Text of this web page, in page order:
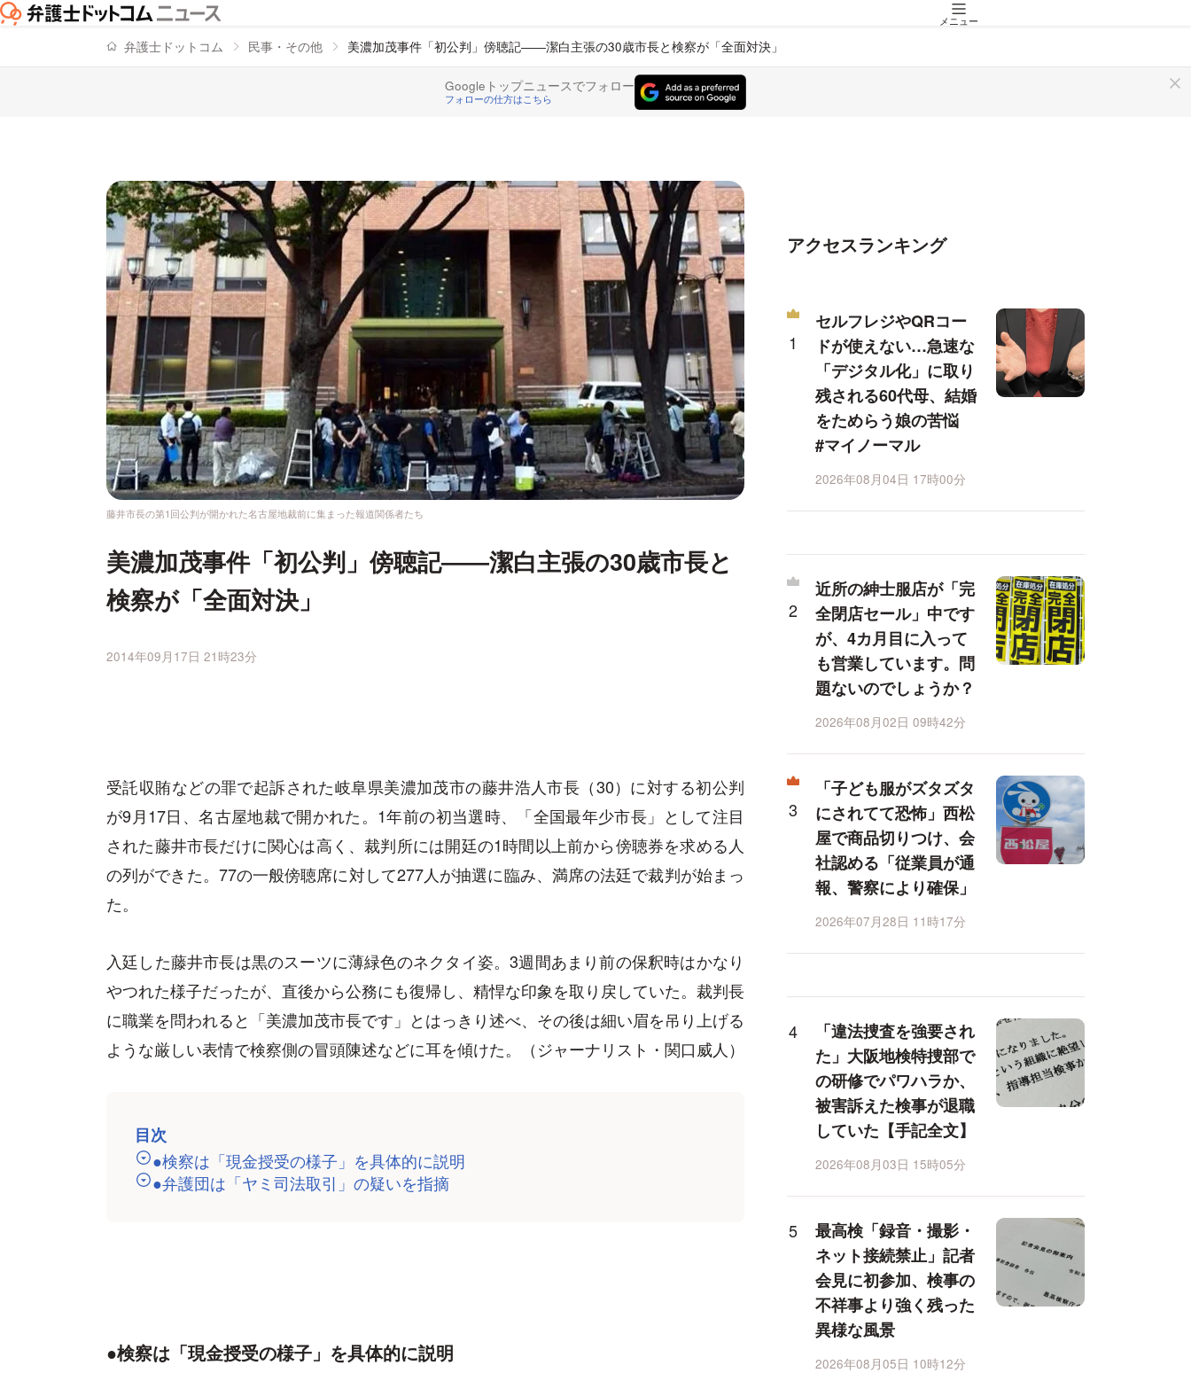
メニュー
弁護士ドットコム 民事・その他 美濃加茂事件「初公判」傍聴記――潔白主張の30歳市長と検察が「全面対決」
Googleトップニュースでフォロー
フォローの仕方はこちら
藤井市長の第1回公判が開かれた名古屋地裁前に集まった報道関係者たち
美濃加茂事件「初公判」傍聴記――潔白主張の30歳市長と
検察が「全面対決」
2014年09月17日 21時23分
受託収賄などの罪で起訴された岐阜県美濃加茂市の藤井浩人市長（30）に対する初公判
が9月17日、名古屋地裁で開かれた。1年前の初当選時、「全国最年少市長」として注目
された藤井市長だけに関心は高く、裁判所には開廷の1時間以上前から傍聴券を求める人
の列ができた。77の一般傍聴席に対して277人が抽選に臨み、満席の法廷で裁判が始まっ
た。
入廷した藤井市長は黒のスーツに薄緑色のネクタイ姿。3週間あまり前の保釈時はかなり
やつれた様子だったが、直後から公務にも復帰し、精悍な印象を取り戻していた。裁判長
に職業を問われると「美濃加茂市長です」とはっきり述べ、その後は細い眉を吊り上げる
ような厳しい表情で検察側の冒頭陳述などに耳を傾けた。（ジャーナリスト・関口威人）
目次
●検察は「現金授受の様子」を具体的に説明
●弁護団は「ヤミ司法取引」の疑いを指摘
●検察は「現金授受の様子」を具体的に説明
アクセスランキング
セルフレジやQRコー
ドが使えない…急速な
「デジタル化」に取り
残される60代母、結婚
をためらう娘の苦悩
#マイノーマル
2026年08月04日 17時00分
近所の紳士服店が「完
全閉店セール」中です
が、4カ月目に入って
も営業しています。問
題ないのでしょうか？
2026年08月02日 09時42分
「子ども服がズタズタ
にされてて恐怖」西松
屋で商品切りつけ、会
社認める「従業員が通
報、警察により確保」
2026年07月28日 11時17分
「違法捜査を強要され
た」大阪地検特捜部で
の研修でパワハラか、
被害訴えた検事が退職
していた【手記全文】
2026年08月03日 15時05分
最高検「録音・撮影・
ネット接続禁止」記者
会見に初参加、検事の
不祥事より強く残った
異様な風景
2026年08月05日 10時12分